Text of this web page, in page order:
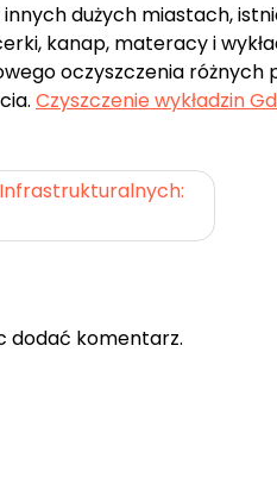
dużych miastach,
kanap, materacy i
oczyszczenia
Czyszczenie wykładzin
Infrastrukturalnych:
dodać komentarz.